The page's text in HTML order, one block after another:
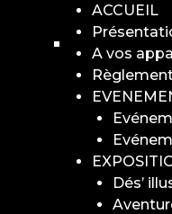
ACCUEIL
A vos
Dés’